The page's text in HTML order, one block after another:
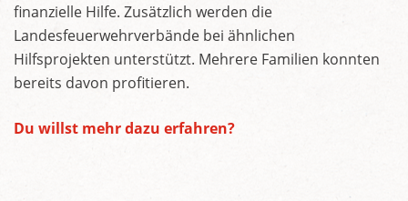
finanzielle Hilfe. Zusätzlich werden die
Landesfeuerwehrverbände bei ähnlichen
Hilfsprojekten unterstützt. Mehrere Familien konnten
bereits davon profitieren.
Du willst mehr dazu erfahren?